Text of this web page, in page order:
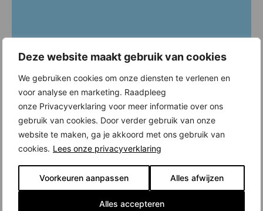
Deze website maakt gebruik van cookies
We gebruiken cookies om onze diensten te verlenen en
voor analyse en marketing. Raadpleeg
onze Privacyverklaring voor meer informatie over ons
gebruik van cookies. Door verder gebruik van onze
website te maken, ga je akkoord met ons gebruik van
cookies. Lees onze privacyverklaring
Voorkeuren aanpassen Alles afwijzen
Alles accepteren